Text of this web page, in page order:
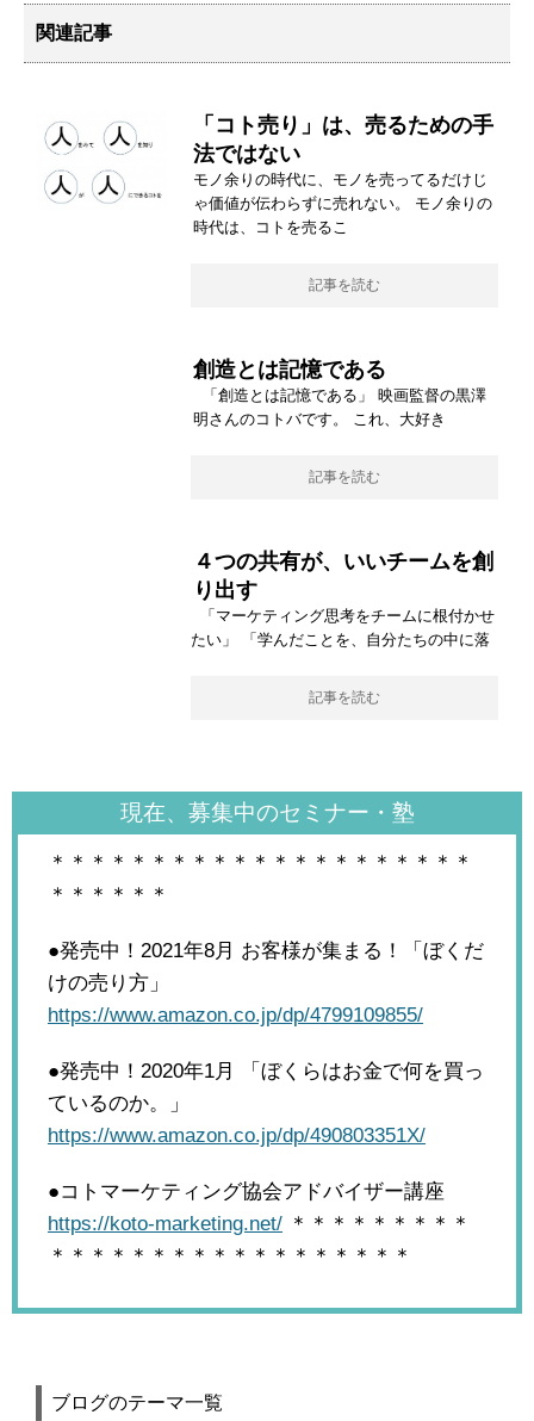
関連記事
「コト売り」は、売るための手
法ではない
モノ余りの時代に、モノを売ってるだけじ
ゃ価値が伝わらずに売れない。 モノ余りの
時代は、コトを売るこ
記事を読む
創造とは記憶である
「創造とは記憶である」 映画監督の黒澤
明さんのコトバです。 これ、大好き
記事を読む
４つの共有が、いいチームを創
り出す
「マーケティング思考をチームに根付かせ
たい」 「学んだことを、自分たちの中に落
記事を読む
現在、募集中のセミナー・塾
＊＊＊＊＊＊＊＊＊＊＊＊＊＊＊＊＊＊＊＊＊
＊＊＊＊＊＊
●発売中！2021年8月 お客様が集まる！「ぼくだ
けの売り方」
https://www.amazon.co.jp/dp/4799109855/
●発売中！2020年1月
「ぼくらはお金で何を買っ
ているのか。」
https://www.amazon.co.jp/dp/490803351X/
●コトマーケティング協会アドバイザー講座
https://koto-marketing.net/ ＊＊＊＊＊＊＊＊＊
＊＊＊＊＊＊＊＊＊＊＊＊＊＊＊＊＊＊
ブログのテーマ一覧